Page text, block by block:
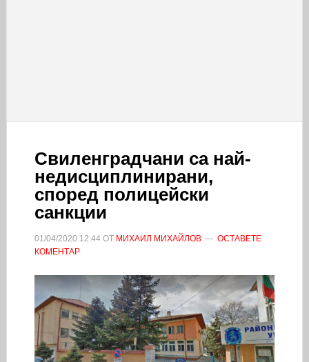
Свиленградчани са най-
недисциплинирани,
според полицейски
санкции
01/04/2020 12:44ОТ МИХАИЛ МИХАЙЛОВ
ОСТАВЕТЕ
КОМЕНТАР